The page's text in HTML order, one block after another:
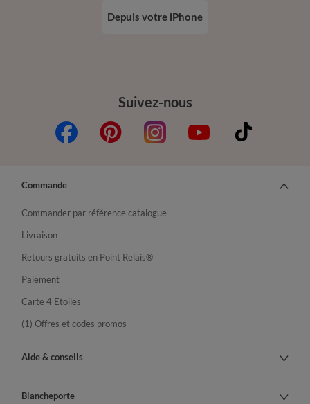
Suivez-nous
Depuis votre iPhone
Commande
Commander par référence catalogue
Livraison
Retours gratuits en Point Relais®
Paiement
Carte 4 Etoiles
(1) Offres et codes promos
Aide & conseils
Blancheporte